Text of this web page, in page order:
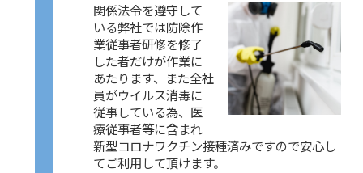
関係法令を遵守して
いる弊社では防除作
業従事者研修を修了
した者だけが作業に
あたります、また全社
員がウイルス消毒に
従事している為、医
療従事者等に含まれ
新型コロナワクチン接種済みですので安心し
てご利用して頂けます。